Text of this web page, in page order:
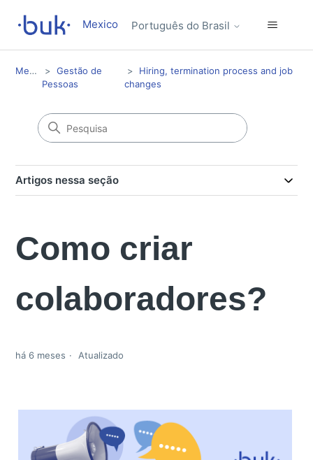
Mexico Português do Brasil
Mexico
Gestão de
Pessoas
Hiring, termination process and job
changes
Artigos nessa seção
Como criar
colaboradores?
há 6 meses Atualizado